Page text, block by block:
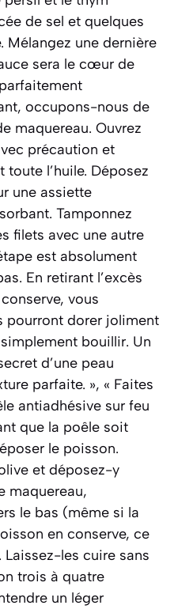
de sel et quelques
Mélangez une dernière
sera le cœur de
occupons-nous de
maquereau. Ouvrez
précaution et
l’huile. Déposez
une assiette
Tamponnez
filets avec une autre
est absolument
En retirant l’excès
vous
pourront dorer joliment
bouillir. Un
d’une peau
parfaite. », « Faites
antiadhésive sur feu
que la poêle soit
le poisson.
et déposez-y
maquereau,
le bas (même si la
en conserve, ce
les cuire sans
trois à quatre
un léger